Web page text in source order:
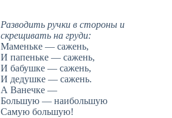
Разводить ручки в стороны и
скрещивать на груди:
Маменьке — сажень,
И папеньке — сажень,
И бабушке — сажень,
И дедушке — сажень.
А Ванечке —
Большую — наибольшую
Самую большую!